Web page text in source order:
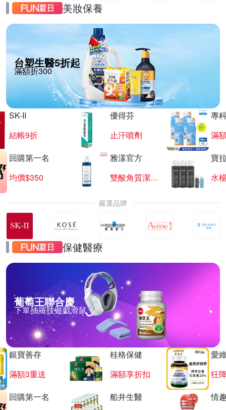
美妝保養
台塑生醫5折起
滿額折300
SK-II
結帳9折
優得芬
止汗噴劑
專
滿
回購第一名
均價$350
雅漾官方
雙酸角質潔膚露
寶
水
嚴選品牌
保健醫療
葡萄王聯合慶
下單抽羅技遊戲滑鼠
銀寶善存
滿額3重送
桂格保健
滿額享折扣
愛
狂
回購第一名
船井生醫
情